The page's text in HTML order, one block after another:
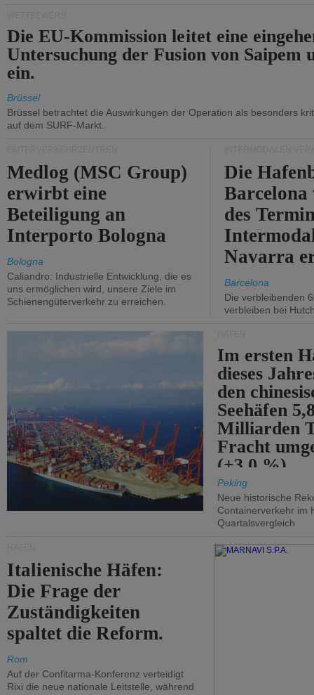
Die EU-Kommission leitet eine
Untersuchung der Fusion von Saipem
ein.
Brüssel
Brüssel betrachtet die Auswirkungen der Operation als besonders
auf dem SURF-Markt.
Medlog (MSC Group)
erwirbt eine
Beteiligung an
Interporto Bologna
Bologna
Caliandro: Industrielle Entwicklung, die es
uns ermöglichen wird, unsere Ziele im
Schienengüterverkehr zu erreichen.
Die
des
Navarra
Barcelona
Die verbleibenden
verbleiben bei
Im ersten
dieses
den
Seehäfen
Milliarden
Fracht
(+3,0 %).
Peking
Neue historische
Containerverkehr im
Quartalsvergleich
Italienische Häfen:
Die Frage der
Zuständigkeiten
spaltet die Reform.
Rom
Auf der Confitarma-Konferenz verteidigt
Rixi die neue nationale Leitstelle, während